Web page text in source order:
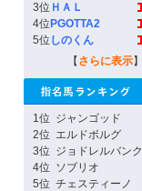
3位 ＨＡＬ
4位 PGOTTA2
5位 しのくん
【 さらに表示】
1位 ジャンゴッド
2位 エルドボルグ
3位 ジョドレルバンク
4位 ソブリオ
5位 チェスティーノ